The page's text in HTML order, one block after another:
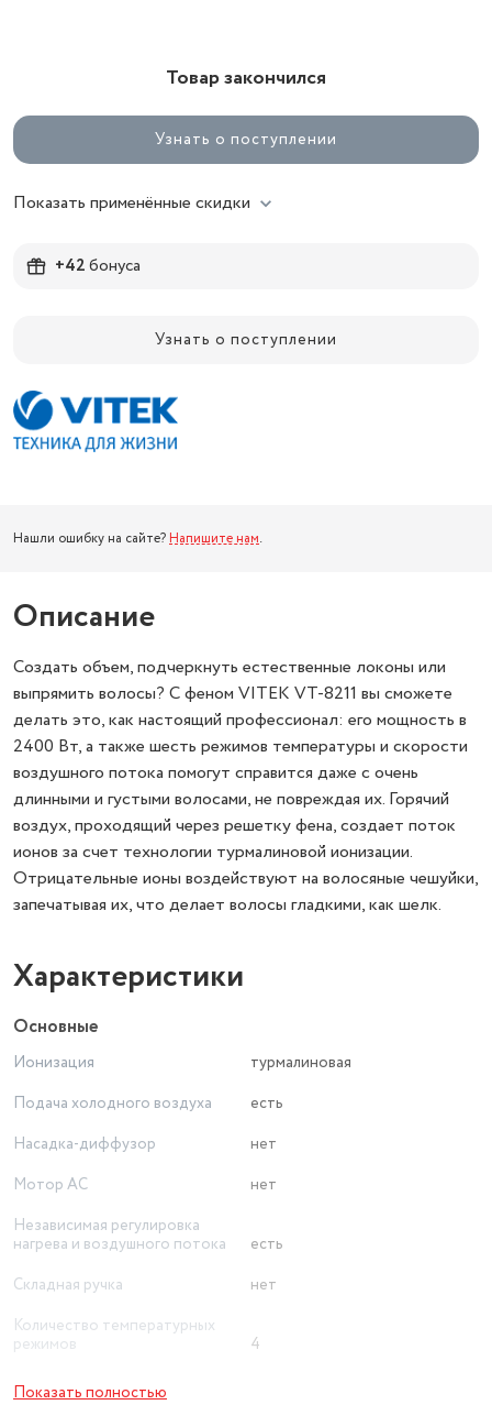
Товар закончился
Узнать о поступлении
Показать применённые скидки
+42бонуса
Узнать о поступлении
Нашли ошибку на сайте? Напишите нам.
Описание
Создать объем, подчеркнуть естественные локоны или
выпрямить волосы? С феном VITEK VT-8211 вы сможете
делать это, как настоящий профессионал: его мощность в
2400 Вт, а также шесть режимов температуры и скорости
воздушного потока помогут справится даже с очень
длинными и густыми волосами, не повреждая их. Горячий
воздух, проходящий через решетку фена, создает поток
ионов за счет технологии турмалиновой ионизации.
Отрицательные ионы воздействуют на волосяные чешуйки,
запечатывая их, что делает волосы гладкими, как шелк.
Характеристики
Основные
Ионизация
турмалиновая
Подача холодного воздуха
есть
Насадка-диффузор
нет
Мотор AC
нет
Независимая регулировка
нагрева и воздушного потока
есть
Складная ручка
нет
Количество температурных
режимов
4
Вид
Показать полностью